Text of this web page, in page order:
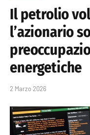
Il petrolio
l’azionario
energetiche
2 Marzo 2026